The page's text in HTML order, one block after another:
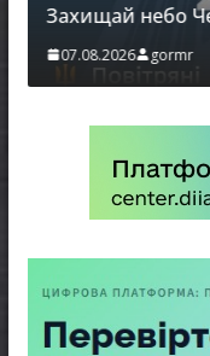
Захищай небо
07.08.2026 gormr